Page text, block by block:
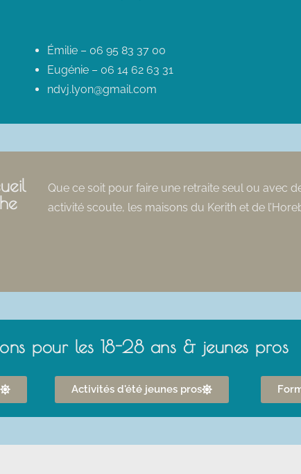
Émilie – 06 95 83 37 00
Eugénie – 06 14 62 63 31
ndvj.lyon@gmail.com
Que ce soit pour faire une retraite seul ou avec
activité scoute, les maisons du Kerith et de
pour les 18-28 ans & jeunes pros
Activités d'été jeunes pros